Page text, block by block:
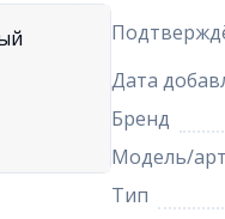
Дата
Бренд
Модель/
Тип